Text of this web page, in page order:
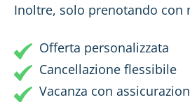
Inoltre, solo prenotando con
Offerta personalizzata
Cancellazione flessibile
Vacanza con